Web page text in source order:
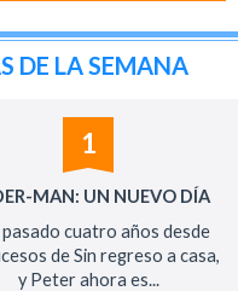
DE LA SEMANA
1
MAN: UN NUEVO DÍA
pasado cuatro años desde
de Sin regreso a casa,
y Peter ahora es...